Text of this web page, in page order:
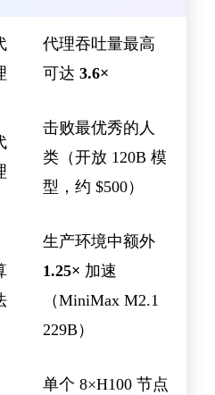
代理吞吐量最高
可达 3.6×
击败最优秀的人
类（开放 120B 模
型，约 $500）
生产环境中额外
1.25× 加速
（MiniMax M2.1
229B）
单个 8×H100 节点